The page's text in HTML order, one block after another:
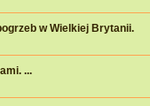
w Wielkiej Brytanii.
...